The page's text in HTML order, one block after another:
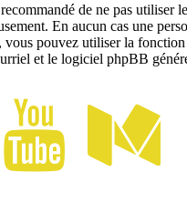
de ne pas utiliser
En aucun cas une
pouvez utiliser la
et le logiciel phpBB